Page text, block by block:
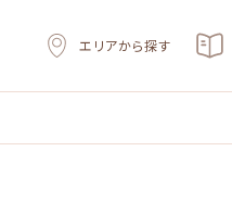
エリアから探す